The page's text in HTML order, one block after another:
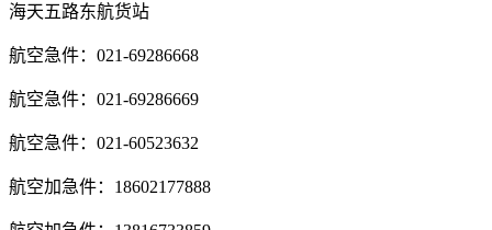
海天五路东航货站
航空急件：021-69286668
航空急件：021-69286669
航空急件：021-60523632
航空加急件：18602177888